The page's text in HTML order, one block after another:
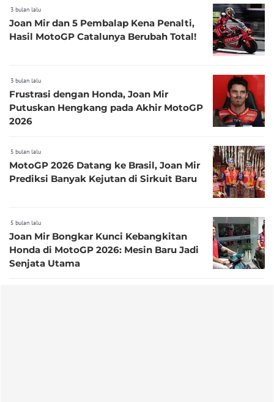
3 bulan lalu
Joan Mir dan 5 Pembalap Kena Penalti,
Hasil MotoGP Catalunya Berubah Total!
3 bulan lalu
Frustrasi dengan Honda, Joan Mir
Putuskan Hengkang pada Akhir MotoGP
2026
5 bulan lalu
MotoGP 2026 Datang ke Brasil, Joan Mir
Prediksi Banyak Kejutan di Sirkuit Baru
5 bulan lalu
Joan Mir Bongkar Kunci Kebangkitan
Honda di MotoGP 2026: Mesin Baru Jadi
Senjata Utama